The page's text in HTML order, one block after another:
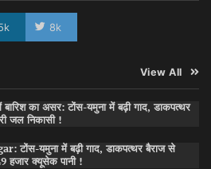
8k
View All
बारिश का असर: टोंस-यमुना में बढ़ी गाद, डाकपत्थर
जल निकासी !
टोंस-यमुना में बढ़ी गाद, डाकपत्थर बैराज से
हजार क्यूसेक पानी !